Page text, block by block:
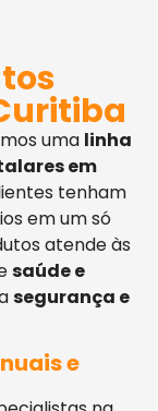
uma linha
em
tenham
em um só
atende às
saúde e
segurança e
e